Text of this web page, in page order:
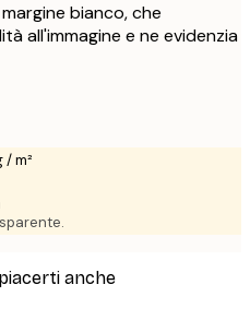
bianco, che
all'immagine e ne evidenzia
m²
anche